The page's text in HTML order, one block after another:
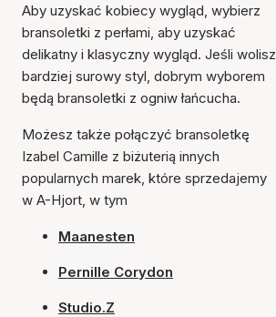
Aby uzyskać kobiecy wygląd, wybierz
bransoletki z perłami, aby uzyskać
delikatny i klasyczny wygląd. Jeśli wolisz
bardziej surowy styl, dobrym wyborem
będą bransoletki z ogniw łańcucha.
Możesz także połączyć bransoletkę
Izabel Camille z biżuterią innych
popularnych marek, które sprzedajemy
w A-Hjort, w tym
Maanesten
Pernille Corydon
Studio.Z